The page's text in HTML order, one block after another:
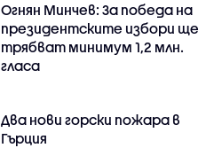
Огнян Минчев: За победа на
президентските избори ще
трябват минимум 1,2 млн.
гласа
Два нови горски пожара в
Гърция